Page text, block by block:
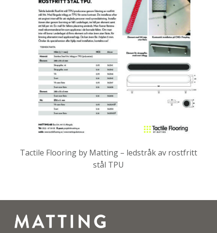
Tactile Flooring by Matting – ledstråk av rostfritt
stål TPU